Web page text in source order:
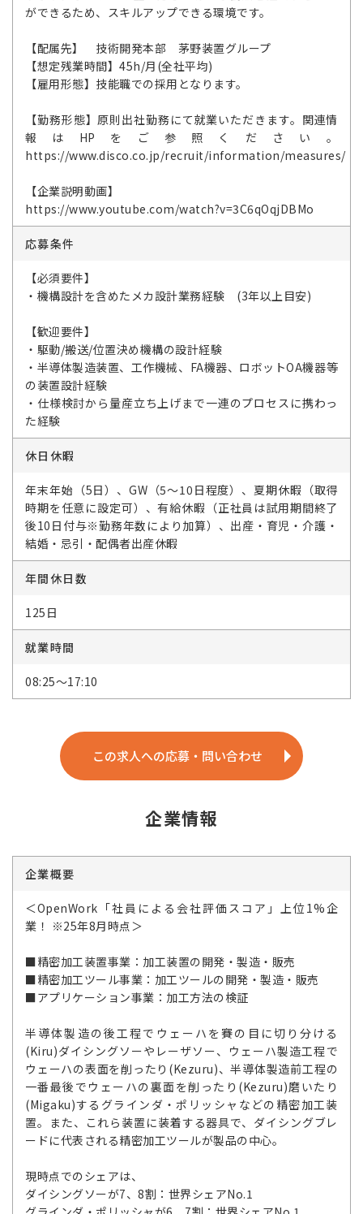
ができるため、スキルアップできる環境です。
【配属先】 技術開発本部 茅野装置グループ
【想定残業時間】45h/月(全社平均)
【雇用形態】技能職での採用となります。
【勤務形態】原則出社勤務にて就業いただきます。関連情
報はHPをご参照ください。
https://www.disco.co.jp/recruit/information/measures/
【企業説明動画】
https://www.youtube.com/watch?v=3C6qOqjDBMo
応募条件
【必須要件】
・機構設計を含めたメカ設計業務経験 (3年以上目安)
【歓迎要件】
・駆動/搬送/位置決め機構の設計経験
・半導体製造装置、工作機械、FA機器、ロボットOA機器等
の装置設計経験
・仕様検討から量産立ち上げまで一連のプロセスに携わっ
た経験
休日休暇
年末年始（5日）、GW（5～10日程度）、夏期休暇（取得
時期を任意に設定可）、有給休暇（正社員は試用期間終了
後10日付与※勤務年数により加算）、出産・育児・介護・
結婚・忌引・配偶者出産休暇
年間休日数
125日
就業時間
08:25～17:10
この求人への応募・問い合わせ
企業情報
企業概要
＜OpenWork「社員による会社評価スコア」上位1%企
業！ ※25年8月時点＞
■精密加工装置事業：加工装置の開発・製造・販売
■精密加工ツール事業：加工ツールの開発・製造・販売
■アプリケーション事業：加工方法の検証
半導体製造の後工程でウェーハを賽の目に切り分ける
(Kiru)ダイシングソーやレーザソー、ウェーハ製造工程で
ウェーハの表面を削ったり(Kezuru)、半導体製造前工程の
一番最後でウェーハの裏面を削ったり(Kezuru)磨いたり
(Migaku)するグラインダ・ポリッシャなどの精密加工装
置。また、これら装置に装着する器具で、ダイシングブレ
ードに代表される精密加工ツールが製品の中心。
現時点でのシェアは、
ダイシングソーが7、8割：世界シェアNo.1